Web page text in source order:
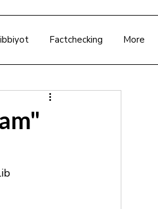
Factchecking More